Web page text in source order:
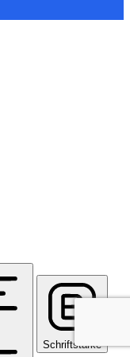
Schriftstärke